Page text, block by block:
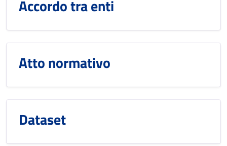
Accordo tra enti
Atto normativo
Dataset